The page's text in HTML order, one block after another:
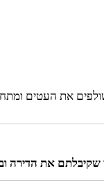
את העטים
שקיבלתם את הדירה